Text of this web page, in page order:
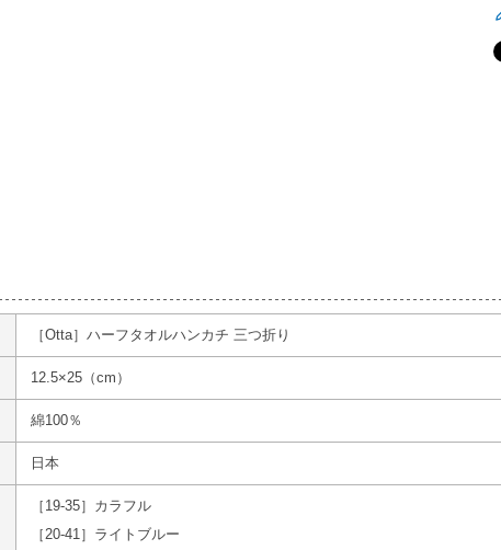
［Otta］ハーフタオルハンカチ 三つ折り
12.5×25（cm）
綿100％
日本
［19-35］カラフル
［20-41］ライトブルー